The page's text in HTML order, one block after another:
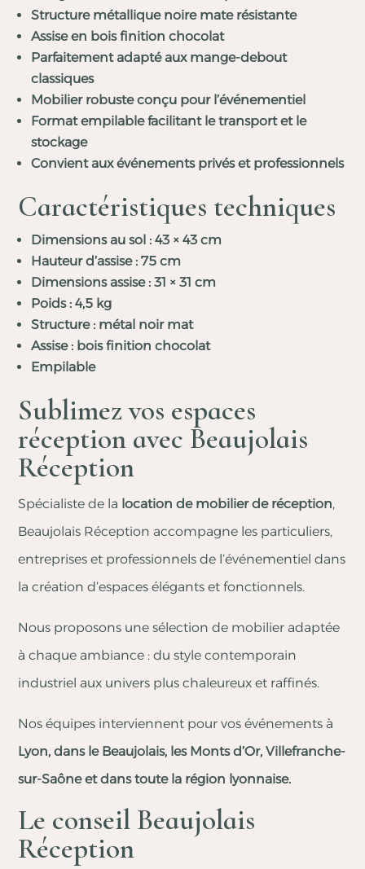
Structure métallique noire mate résistante
Assise en bois finition chocolat
Parfaitement adapté aux mange-debout
classiques
Mobilier robuste conçu pour l’événementiel
Format empilable facilitant le transport et le
stockage
Convient aux événements privés et professionnels
Caractéristiques techniques
Dimensions au sol : 43 × 43 cm
Hauteur d’assise : 75 cm
Dimensions assise : 31 × 31 cm
Poids : 4,5 kg
Structure : métal noir mat
Assise : bois finition chocolat
Empilable
Sublimez vos espaces
réception avec Beaujolais
Réception
Spécialiste de la location de mobilier de réception,
Beaujolais Réception accompagne les particuliers,
entreprises et professionnels de l’événementiel dans
la création d’espaces élégants et fonctionnels.
Nous proposons une sélection de mobilier adaptée
à chaque ambiance : du style contemporain
industriel aux univers plus chaleureux et raffinés.
Nos équipes interviennent pour vos événements à
Lyon, dans le Beaujolais, les Monts d’Or, Villefranche-
sur-Saône et dans toute la région lyonnaise.
Le conseil Beaujolais
Réception